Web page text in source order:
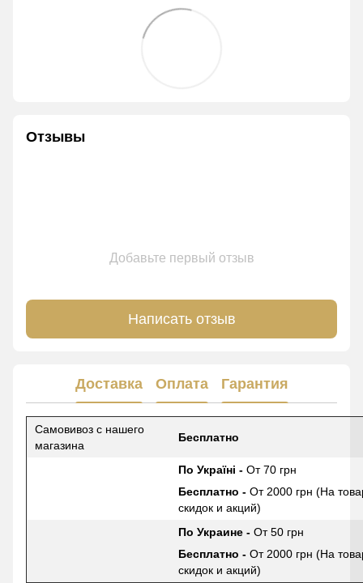
Отзывы
Добавьте первый отзыв
Написать отзыв
Доставка Оплата Гарантия
Самовивоз с нашего
магазина
Бесплатно
По Україні - От 70 грн
Бесплатно - От 2000 грн (На
скидок и акций)
По Украине - От 50 грн
Бесплатно - От 2000 грн (На
скидок и акций)